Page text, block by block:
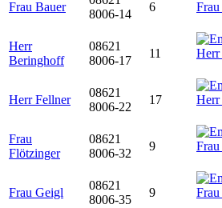
Frau Bauer
8006-14
6
Herr
Beringhoff
08621
8006-17
11
Herr Fellner
08621
8006-22
17
Frau
Flötzinger
08621
8006-32
9
Frau Geigl
08621
8006-35
9